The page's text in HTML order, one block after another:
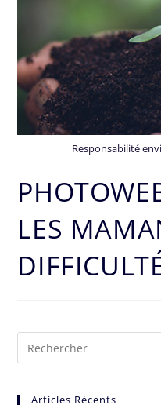
Responsabilité
LES
Articles Récents